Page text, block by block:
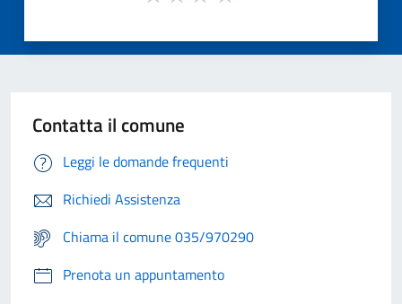
Contatta il comune
Leggi le domande frequenti
Richiedi Assistenza
Chiama il comune 035/970290
Prenota un appuntamento